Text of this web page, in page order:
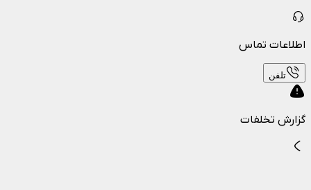
اطلاعات تماس
تلفن
گزارش تخلفات